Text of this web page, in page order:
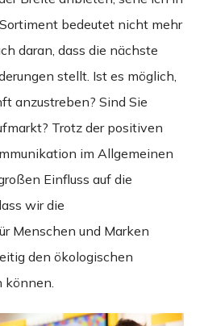
bedeutet nicht mehr
daran, dass die nächste
stellt. Ist es möglich,
anzustreben? Sind Sie
Trotz der positiven
im Allgemeinen
Einfluss auf die
wir die
Menschen und Marken
den ökologischen
können.